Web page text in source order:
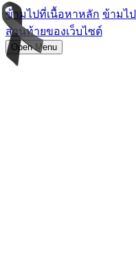
ข้ามไปที่เนื้อหาหลัก ข้ามไ
ส่วนท้ายของเว็บไซต์
Open Menu